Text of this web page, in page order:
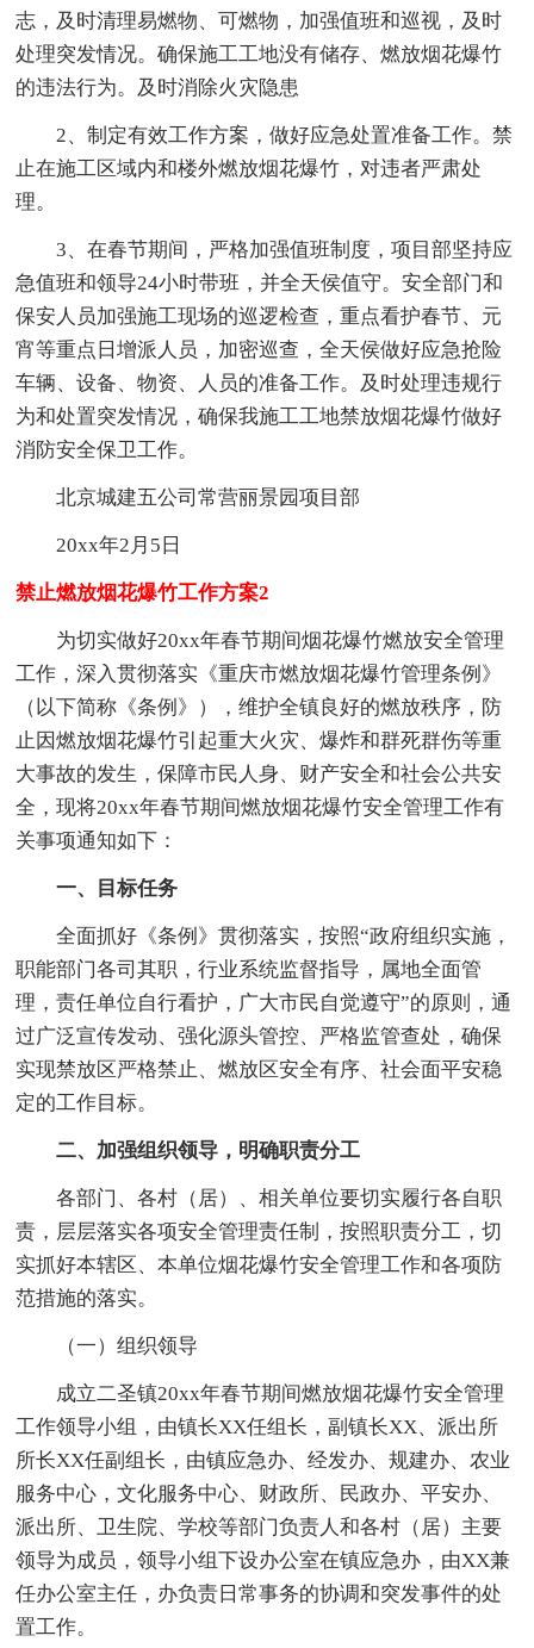
志，及时清理易燃物、可燃物，加强值班和巡视，及时
处理突发情况。确保施工工地没有储存、燃放烟花爆竹
的违法行为。及时消除火灾隐患
2、制定有效工作方案，做好应急处置准备工作。禁
止在施工区域内和楼外燃放烟花爆竹，对违者严肃处
理。
3、在春节期间，严格加强值班制度，项目部坚持应
急值班和领导24小时带班，并全天侯值守。安全部门和
保安人员加强施工现场的巡逻检查，重点看护春节、元
宵等重点日增派人员，加密巡查，全天侯做好应急抢险
车辆、设备、物资、人员的准备工作。及时处理违规行
为和处置突发情况，确保我施工工地禁放烟花爆竹做好
消防安全保卫工作。
北京城建五公司常营丽景园项目部
20xx年2月5日
禁止燃放烟花爆竹工作方案2
为切实做好20xx年春节期间烟花爆竹燃放安全管理
工作，深入贯彻落实《重庆市燃放烟花爆竹管理条例》
（以下简称《条例》），维护全镇良好的燃放秩序，防
止因燃放烟花爆竹引起重大火灾、爆炸和群死群伤等重
大事故的发生，保障市民人身、财产安全和社会公共安
全，现将20xx年春节期间燃放烟花爆竹安全管理工作有
关事项通知如下：
一、目标任务
全面抓好《条例》贯彻落实，按照“政府组织实施，
职能部门各司其职，行业系统监督指导，属地全面管
理，责任单位自行看护，广大市民自觉遵守”的原则，通
过广泛宣传发动、强化源头管控、严格监管查处，确保
实现禁放区严格禁止、燃放区安全有序、社会面平安稳
定的工作目标。
二、加强组织领导，明确职责分工
各部门、各村（居）、相关单位要切实履行各自职
责，层层落实各项安全管理责任制，按照职责分工，切
实抓好本辖区、本单位烟花爆竹安全管理工作和各项防
范措施的落实。
（一）组织领导
成立二圣镇20xx年春节期间燃放烟花爆竹安全管理
工作领导小组，由镇长XX任组长，副镇长XX、派出所
所长XX任副组长，由镇应急办、经发办、规建办、农业
服务中心，文化服务中心、财政所、民政办、平安办、
派出所、卫生院、学校等部门负责人和各村（居）主要
领导为成员，领导小组下设办公室在镇应急办，由XX兼
任办公室主任，办负责日常事务的协调和突发事件的处
置工作。